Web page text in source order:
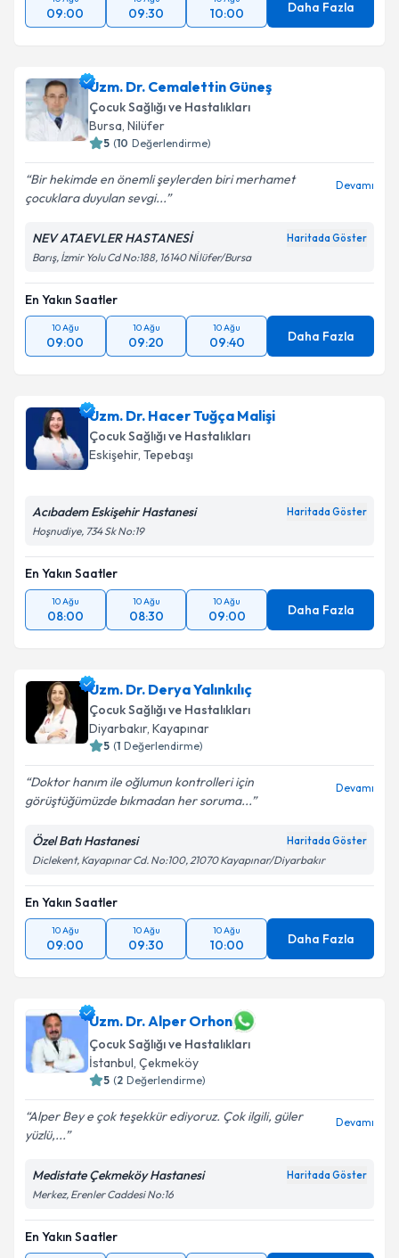
09:00 09:30 10:00 Daha Fazla
Uzm. Dr. Cemalettin Güneş
Çocuk Sağlığı ve Hastalıkları
Bursa, Nilüfer
5 (10 Değerlendirme)
Bir hekimde en önemli şeylerden biri merhamet
çocuklara duyulan sevgi...
Devamı
NEV ATAEVLER HASTANESİ Haritada Göster
Barış, İzmir Yolu Cd No:188, 16140 Ni̇lüfer/Bursa
En Yakın Saatler
10 Ağu
09:00
10 Ağu
09:20
10 Ağu
09:40 Daha Fazla
Uzm. Dr. Hacer Tuğça Malişi
Çocuk Sağlığı ve Hastalıkları
Eskişehir, Tepebaşı
Acıbadem Eskişehir Hastanesi Haritada Göster
Hoşnudiye, 734 Sk No:19
En Yakın Saatler
10 Ağu
08:00
10 Ağu
08:30
10 Ağu
09:00 Daha Fazla
Uzm. Dr. Derya Yalınkılıç
Çocuk Sağlığı ve Hastalıkları
Diyarbakır, Kayapınar
5 (1 Değerlendirme)
Doktor hanım ile oğlumun kontrolleri için
görüştüğümüzde bıkmadan her soruma...
Devamı
Özel Batı Hastanesi Haritada Göster
Diclekent, Kayapınar Cd. No:100, 21070 Kayapınar/Diyarbakır
En Yakın Saatler
10 Ağu
09:00
10 Ağu
09:30
10 Ağu
10:00 Daha Fazla
Uzm. Dr. Alper Orhon
Çocuk Sağlığı ve Hastalıkları
İstanbul, Çekmeköy
5 (2 Değerlendirme)
Alper Bey e çok teşekkür ediyoruz. Çok ilgili, güler
yüzlü,...
Devamı
Medistate Çekmeköy Hastanesi Haritada Göster
Merkez, Erenler Caddesi No:16
En Yakın Saatler